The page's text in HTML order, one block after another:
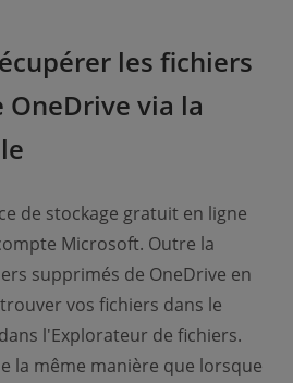
les fichiers
via la
de stockage gratuit en ligne
Microsoft. Outre la
supprimés de OneDrive en
vos fichiers dans le
l'Explorateur de fichiers.
la même manière que lorsque